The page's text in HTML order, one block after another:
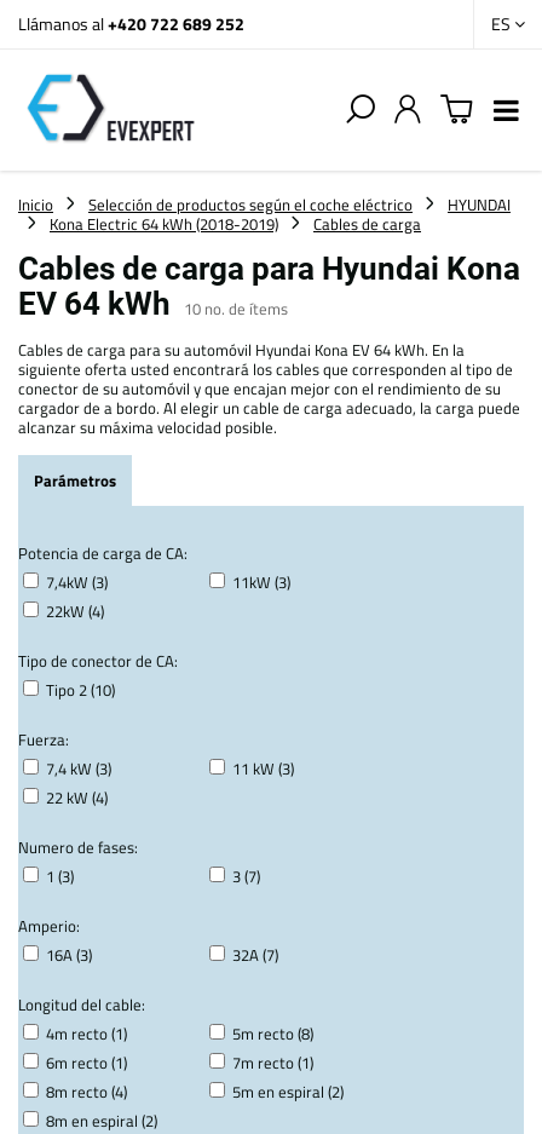
Llámanos al+420 722 689 252 ES
Inicio Selección de productos según el coche eléctrico
HYUNDAI
Kona Electric 64 kWh (2018-2019)
Cables de carga
Cables de carga para Hyundai Kona
EV 64 kWh
10 no. de ítems
Cables de carga para su automóvil Hyundai Kona EV 64 kWh. En la
siguiente oferta usted encontrará los cables que corresponden al tipo de
conector de su automóvil y que encajan mejor con el rendimiento de su
cargador de a bordo. Al elegir un cable de carga adecuado, la carga puede
alcanzar su máxima velocidad posible.
Parámetros
Potencia de carga de CA:
7,4kW (3)
11kW (3)
22kW (4)
Tipo de conector de CA:
Tipo 2 (10)
Fuerza:
7,4 kW (3)
11 kW (3)
22 kW (4)
Numero de fases:
1 (3)
3 (7)
Amperio:
16A (3)
32A (7)
Longitud del cable:
4m recto (1)
5m recto (8)
6m recto (1)
7m recto (1)
8m recto (4)
5m en espiral (2)
8m en espiral (2)